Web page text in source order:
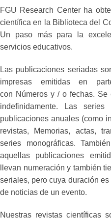
FGU Research Center ha
científica en la Biblioteca del
Un paso más para la
servicios educativos.
Las publicaciones seriadas
impresas emitidas en
con Números y / o fechas.
indefinidamente. Las series
publicaciones anuales (como
revistas, Memorias, actas,
series monográficas.
aquellas publicaciones
llevan numeración y también
seriales, pero cuya duración
de noticias de un evento.
Nuestras revistas científicas